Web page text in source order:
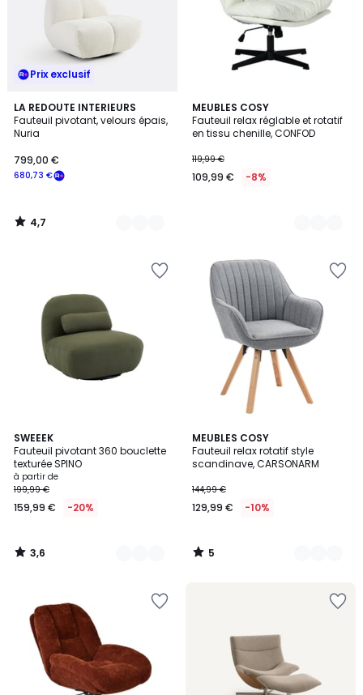
Prix exclusif
LA REDOUTE INTERIEURS
Fauteuil pivotant, velours épais,
Nuria
680,73 €
799,00 €
4,7
/ 5
6
Couleurs
4,7
/
MEUBLES COSY
Fauteuil relax réglable et rotatif
en tissu chenille, CONFOD
119,99 €
109,99 € -8%
4
Couleurs
SWEEEK
Fauteuil pivotant 360 bouclette
texturée SPINO
à partir de
199,99 €
159,99 € -20%
3,6
/ 5
4
Couleurs
3,6
/
MEUBLES COSY
Fauteuil relax rotatif style
scandinave, CARSONARM
144,99 €
129,99 € -10%
5
/
5
4
Couleurs
5
/